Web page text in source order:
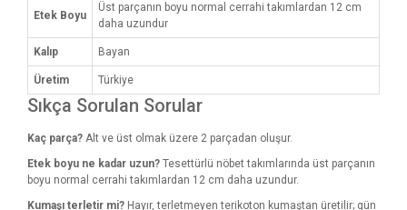
Etek Boyu
Üst parçanın boyu normal cerrahi takımlardan 12 cm
daha uzundur
Kalıp Bayan
Üretim Türkiye
Sıkça Sorulan Sorular
Kaç parça? Alt ve üst olmak üzere 2 parçadan oluşur.
Etek boyu ne kadar uzun? Tesettürlü nöbet takımlarında üst parçanın
boyu normal cerrahi takımlardan 12 cm daha uzundur.
Kumaşı terletir mi? Hayır, terletmeyen terikoton kumaştan üretilir; gün